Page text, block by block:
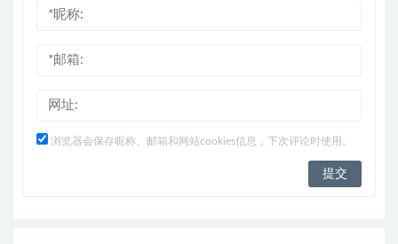
浏览器会保存昵称、邮箱和网站cookies信息，下次评论时使用。